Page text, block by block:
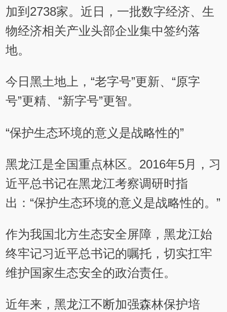
加到2738家。近日，一批数字经济、生
物经济相关产业头部企业集中签约落
地。
今日黑土地上，“老字号”更新、“原字
号”更精、“新字号”更智。
“保护生态环境的意义是战略性的”
黑龙江是全国重点林区。2016年5月，习
近平总书记在黑龙江考察调研时指
出：“保护生态环境的意义是战略性的。”
作为我国北方生态安全屏障，黑龙江始
终牢记习近平总书记的嘱托，切实扛牢
维护国家生态安全的政治责任。
近年来，黑龙江不断加强森林保护培